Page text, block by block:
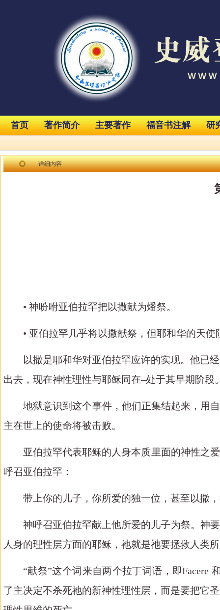
首页 著作简介 主要著作 福音书注解 研
详细内容
• 神吩咐亚伯拉罕把以撒献为燔祭。
• 亚伯拉罕几乎将以撒献祭，但耶和华的天
以撒是耶和华对亚伯拉罕应许的实现。他已
出去，现在神性理性与耶稣同在–处于其早期阶段
地狱意识到这个事件，他们正集结起来，用
主在世上的使命将被击败。
亚伯拉罕代表耶稣的人身本质里面的神性之爱
呼召亚伯拉罕：
带上你的儿子，你所爱的独一位，甚至以撒
神呼召亚伯拉罕献上他所爱的儿子为祭。神
人身的理性层方面的耶稣，祂就是祂要拯救人类
“献祭”这个词来自两个拉丁词语，即Facere
了主决定不杀死祂的新神性理性层，而是要把它